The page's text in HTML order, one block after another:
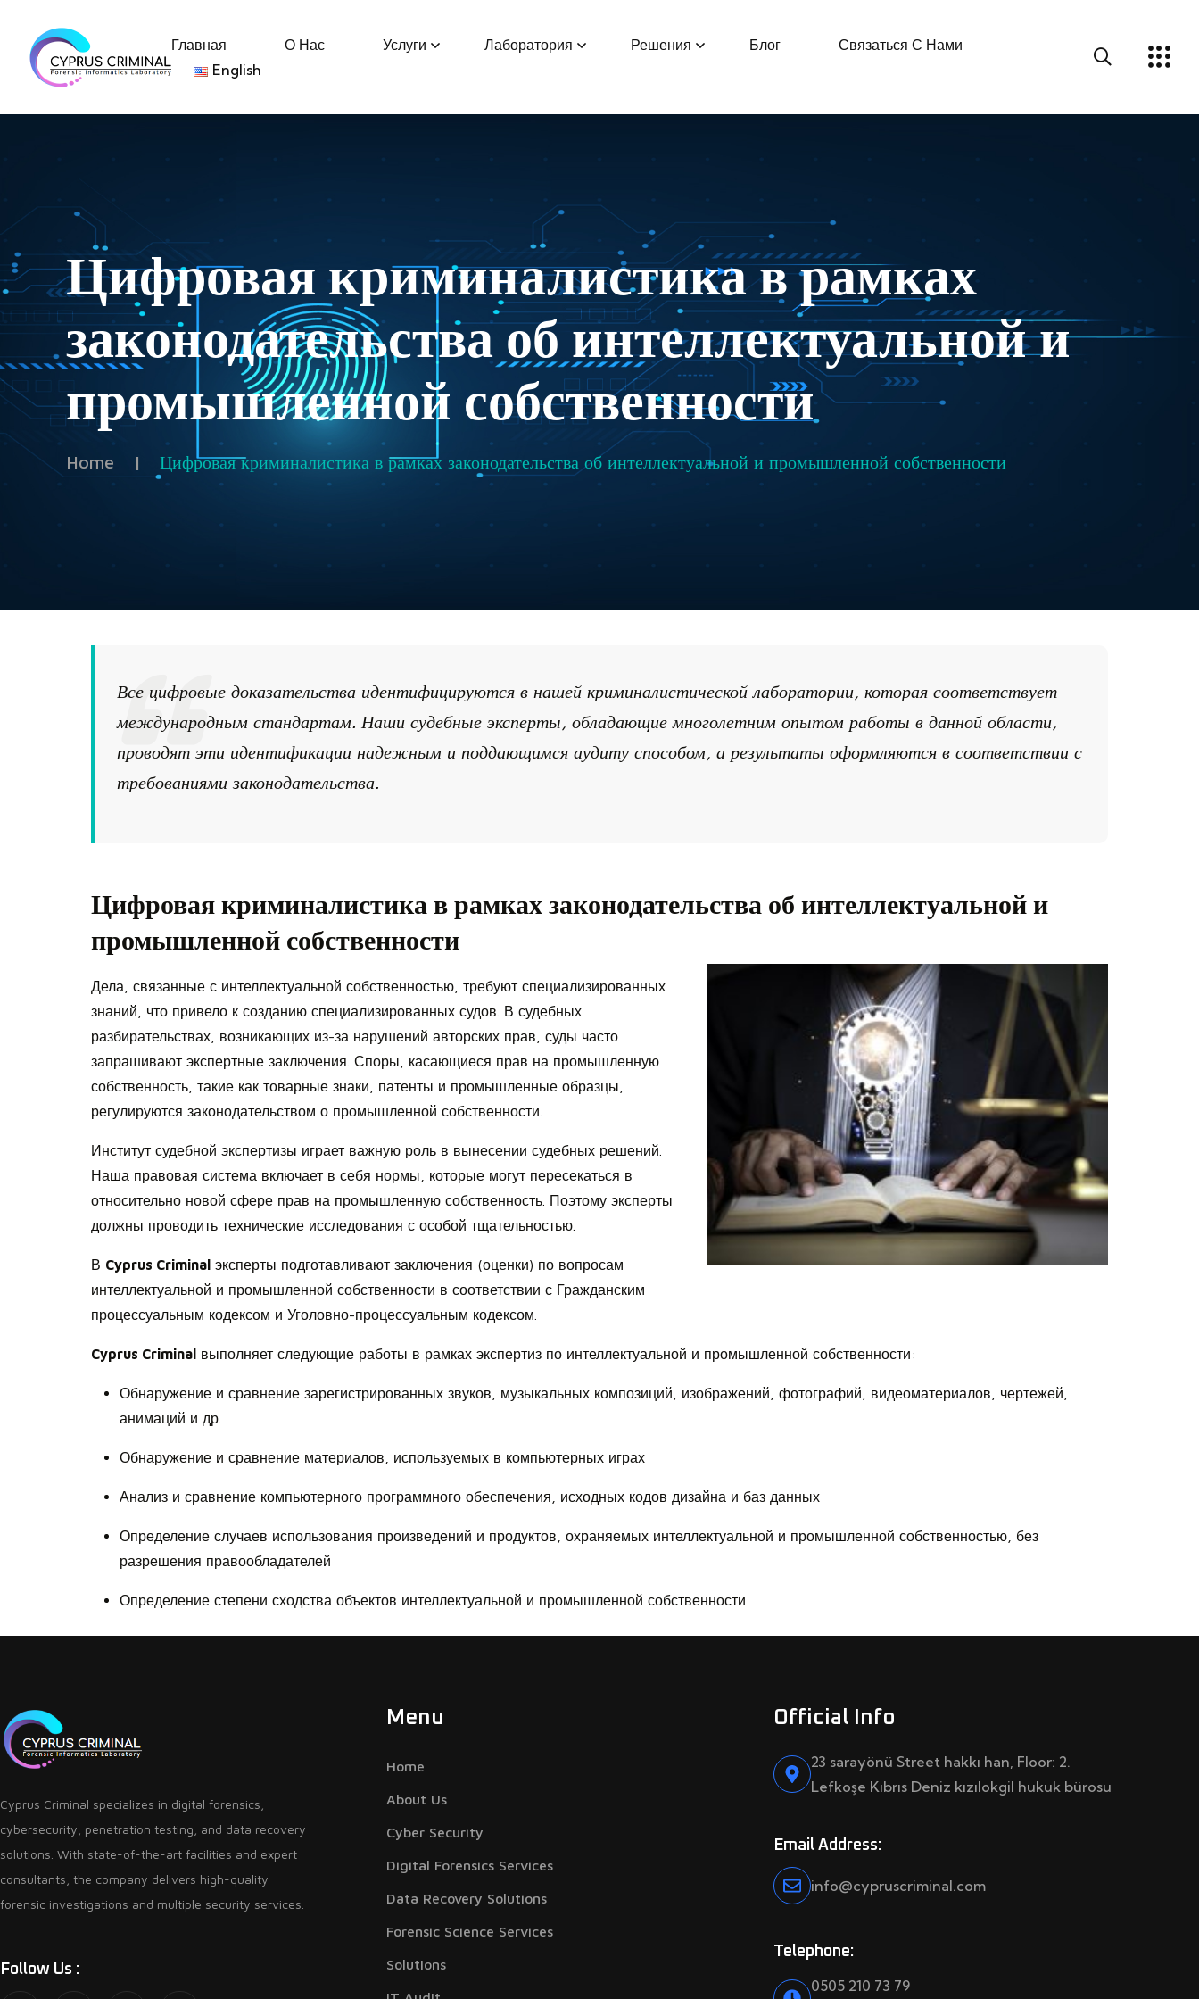
Главная О Нас Услуги Лаборатория Решения Блог
Связаться С Нами
English
Цифровая криминалистика в рамках
законодательства об интеллектуальной и
промышленной собственности
Home | Цифровая криминалистика в рамках законодательства об интеллектуальной и промышленной собственности
Все цифровые доказательства идентифицируются в нашей криминалистической лаборатории, которая соответствует
международным стандартам. Наши судебные эксперты, обладающие многолетним опытом работы в данной области,
проводят эти идентификации надежным и поддающимся аудиту способом, а результаты оформляются в соответствии с
требованиями законодательства.
Цифровая криминалистика в рамках законодательства об интеллектуальной и
промышленной собственности
Дела, связанные с интеллектуальной собственностью, требуют специализированных
знаний, что привело к созданию специализированных судов. В судебных
разбирательствах, возникающих из-за нарушений авторских прав, суды часто
запрашивают экспертные заключения. Споры, касающиеся прав на промышленную
собственность, такие как товарные знаки, патенты и промышленные образцы,
регулируются законодательством о промышленной собственности.
Институт судебной экспертизы играет важную роль в вынесении судебных решений.
Наша правовая система включает в себя нормы, которые могут пересекаться в
относительно новой сфере прав на промышленную собственность. Поэтому эксперты
должны проводить технические исследования с особой тщательностью.
В Cyprus Criminal эксперты подготавливают заключения (оценки) по вопросам
интеллектуальной и промышленной собственности в соответствии с Гражданским
процессуальным кодексом и Уголовно-процессуальным кодексом.
Cyprus Criminal выполняет следующие работы в рамках экспертиз по интеллектуальной и промышленной собственности:
Обнаружение и сравнение зарегистрированных звуков, музыкальных композиций, изображений, фотографий, видеоматериалов, чертежей,
анимаций и др.
Обнаружение и сравнение материалов, используемых в компьютерных играх
Анализ и сравнение компьютерного программного обеспечения, исходных кодов дизайна и баз данных
Определение случаев использования произведений и продуктов, охраняемых интеллектуальной и промышленной собственностью, без
разрешения правообладателей
Определение степени сходства объектов интеллектуальной и промышленной собственности
Cyprus Criminal specializes in digital forensics,
cybersecurity, penetration testing, and data recovery
solutions. With state-of-the-art facilities and expert
consultants, the company delivers high-quality
forensic investigations and multiple security services.
Follow Us :
Menu
Home
About Us
Cyber Security
Digital Forensics Services
Data Recovery Solutions
Forensic Science Services
Solutions
Official Info
23 sarayönü Street hakkı han, Floor: 2.
Lefkoşe Kıbrıs Deniz kızılokgil hukuk bürosu
Email Address:
info@cypruscriminal.com
Telephone:
0505 210 73 79